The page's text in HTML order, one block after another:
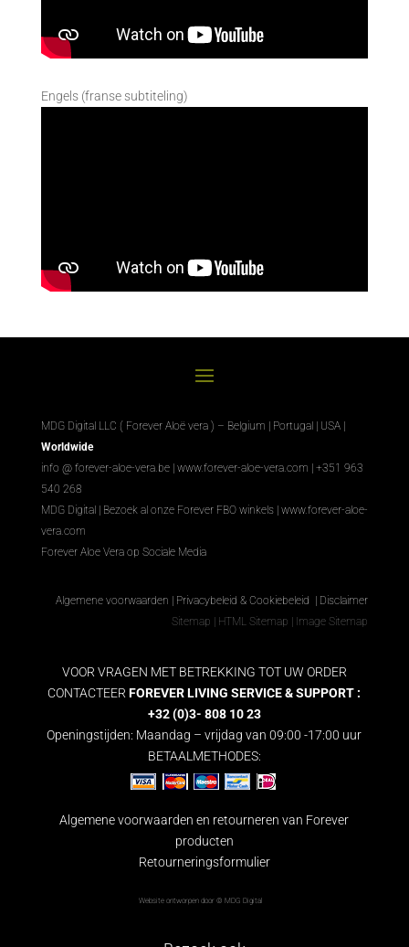
Engels (franse subtiteling)
MDG Digital LLC ( Forever Aloë vera ) – Belgium | Portugal | USA |
Worldwide
info @ forever-aloe-vera.be | www.forever-aloe-vera.com | +351 963
540 268
MDG Digital| Bezoek al onze Forever FBO winkels| www.forever-aloe-
vera.com
Forever Aloe Vera op Sociale Media
Algemene voorwaarden | Privacybeleid & Cookiebeleid | Disclaimer
Sitemap | HTML Sitemap | Image Sitemap
VOOR VRAGEN MET BETREKKING TOT UW ORDER
CONTACTEERFOREVER LIVING SERVICE & SUPPORT :
+32 (0)3- 808 10 23
Openingstijden: Maandag – vrijdag van 09:00 -17:00 uur
BETAALMETHODES:
Algemene voorwaarden en retourneren van Forever
producten
Retourneringsformulier
Website ontworpen door © MDG Digital